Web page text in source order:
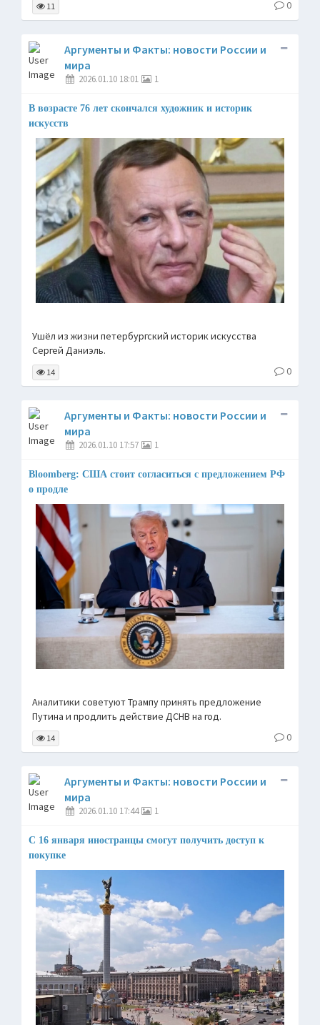
11 0
Аргументы и Факты: новости России и
мира
2026.01.10 18:01 1
В возрасте 76 лет скончался художник и историк
искусств
Ушёл из жизни петербургский историк искусства
Сергей Даниэль.
14 0
Аргументы и Факты: новости России и
мира
2026.01.10 17:57 1
Bloomberg: США стоит согласиться с предложением РФ
о продле
Аналитики советуют Трампу принять предложение
Путина и продлить действие ДСНВ на год.
14 0
Аргументы и Факты: новости России и
мира
2026.01.10 17:44 1
С 16 января иностранцы смогут получить доступ к
покупке